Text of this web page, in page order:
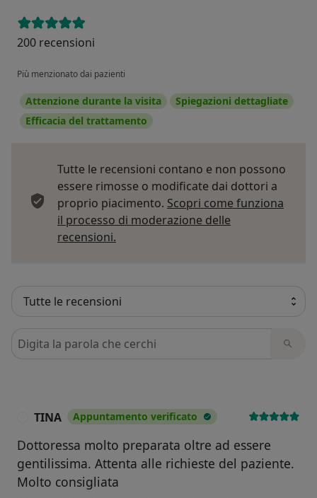
200 recensioni
Più menzionato dai pazienti
Attenzione durante la visita
Spiegazioni dettagliate
Efficacia del trattamento
Tutte le recensioni contano e non possono
essere rimosse o modificate dai dottori a
proprio piacimento. Scopri come funziona
il processo di moderazione delle
recensioni.
Cerca nelle recensioni
TINA Appuntamento verificato
Dottoressa molto preparata oltre ad essere
gentilissima. Attenta alle richieste del paziente.
Molto consigliata